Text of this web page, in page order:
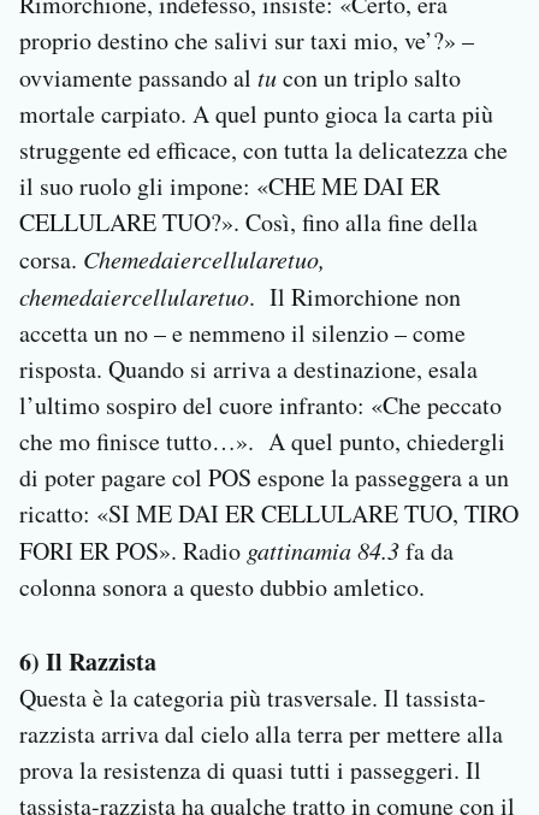
proprio destino che salivi sur taxi mio, ve’?» –
ovviamente passando al tucon un triplo salto
mortale carpiato. A quel punto gioca la carta più
struggente ed efficace, con tutta la delicatezza che
il suo ruolo gli impone: «CHE ME DAI ER
CELLULARE TUO?». Così, fino alla fine della
corsa. Chemedaiercellularetuo,
chemedaiercellularetuo. Il Rimorchione non
accetta un no – e nemmeno il silenzio – come
risposta. Quando si arriva a destinazione, esala
l’ultimo sospiro del cuore infranto: «Che peccato
che mo finisce tutto…». A quel punto, chiedergli
di poter pagare col POS espone la passeggera a un
ricatto: «SI ME DAI ER CELLULARE TUO, TIRO
FORI ER POS». Radio gattinamia 84.3fa da
colonna sonora a questo dubbio amletico.
6) Il Razzista
Questa è la categoria più trasversale. Il tassista-
razzista arriva dal cielo alla terra per mettere alla
prova la resistenza di quasi tutti i passeggeri. Il
tassista-razzista ha qualche tratto in comune con il